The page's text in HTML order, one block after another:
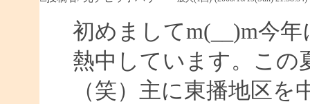
初めましてm(__)m今
熱中しています。この
（笑）主に東播地区